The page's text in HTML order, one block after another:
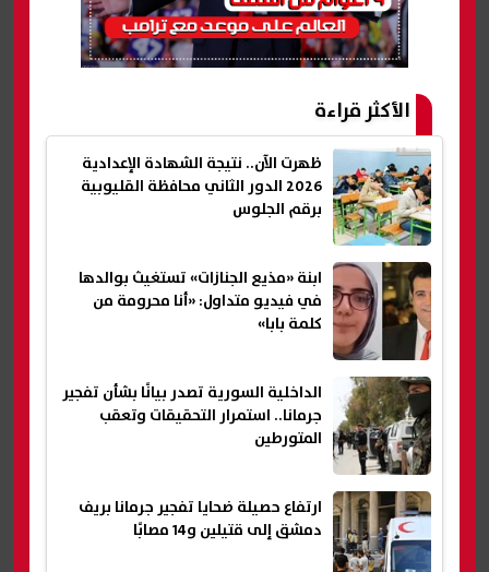
الأكثر قراءة
ظهرت الآن.. نتيجة الشهادة الإعدادية
2026 الدور الثاني محافظة القليوبية
برقم الجلوس
ابنة «مذيع الجنازات» تستغيث بوالدها
في فيديو متداول: «أنا محرومة من
كلمة بابا»
الداخلية السورية تصدر بيانًا بشأن تفجير
جرمانا.. استمرار التحقيقات وتعقب
المتورطين
ارتفاع حصيلة ضحايا تفجير جرمانا بريف
دمشق إلى قتيلين و14 مصابًا